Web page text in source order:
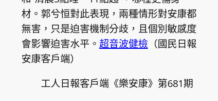
材。郭兮恒對此表現，兩種情形對安康都
無害，只是迫害機制分歧，且個別敏感度
會影響迫害水平。 超音波健檢 （國民日報
安康客戶端）
工人日報客戶端《樂安康》第681期